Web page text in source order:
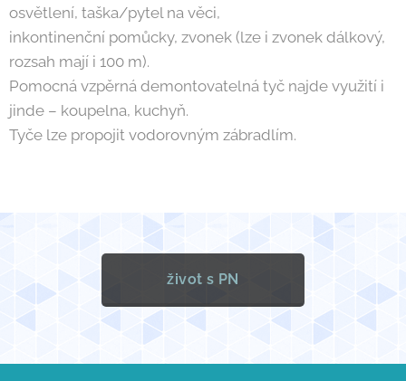
osvětlení, taška/pytel na věci,
inkontinenční pomůcky, zvonek (lze i zvonek dálkový,
rozsah mají i 100 m).
Pomocná vzpěrná demontovatelná tyč najde využití i
jinde – koupelna, kuchyň.
Tyče lze propojit vodorovným zábradlím.
život s PN